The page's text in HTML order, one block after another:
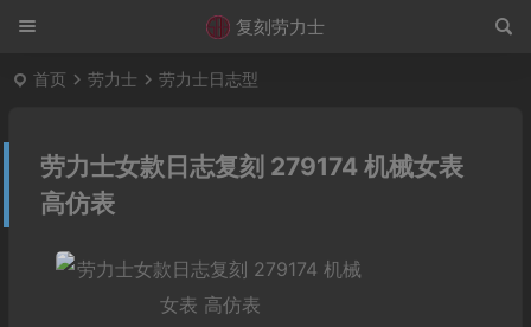
复刻劳力士
首页 劳力士 劳力士日志型
劳力士女款日志复刻 279174 机械女表
高仿表